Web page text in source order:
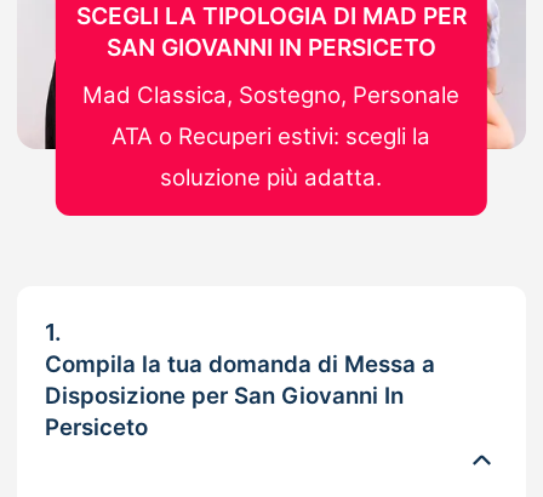
1.
Compila la tua domanda di Messa a
Disposizione per San Giovanni In
Persiceto
SCEGLI LA TIPOLOGIA DI MAD PER
SAN GIOVANNI IN PERSICETO
Mad Classica, Sostegno, Personale
ATA o Recuperi estivi: scegli la
soluzione più adatta.